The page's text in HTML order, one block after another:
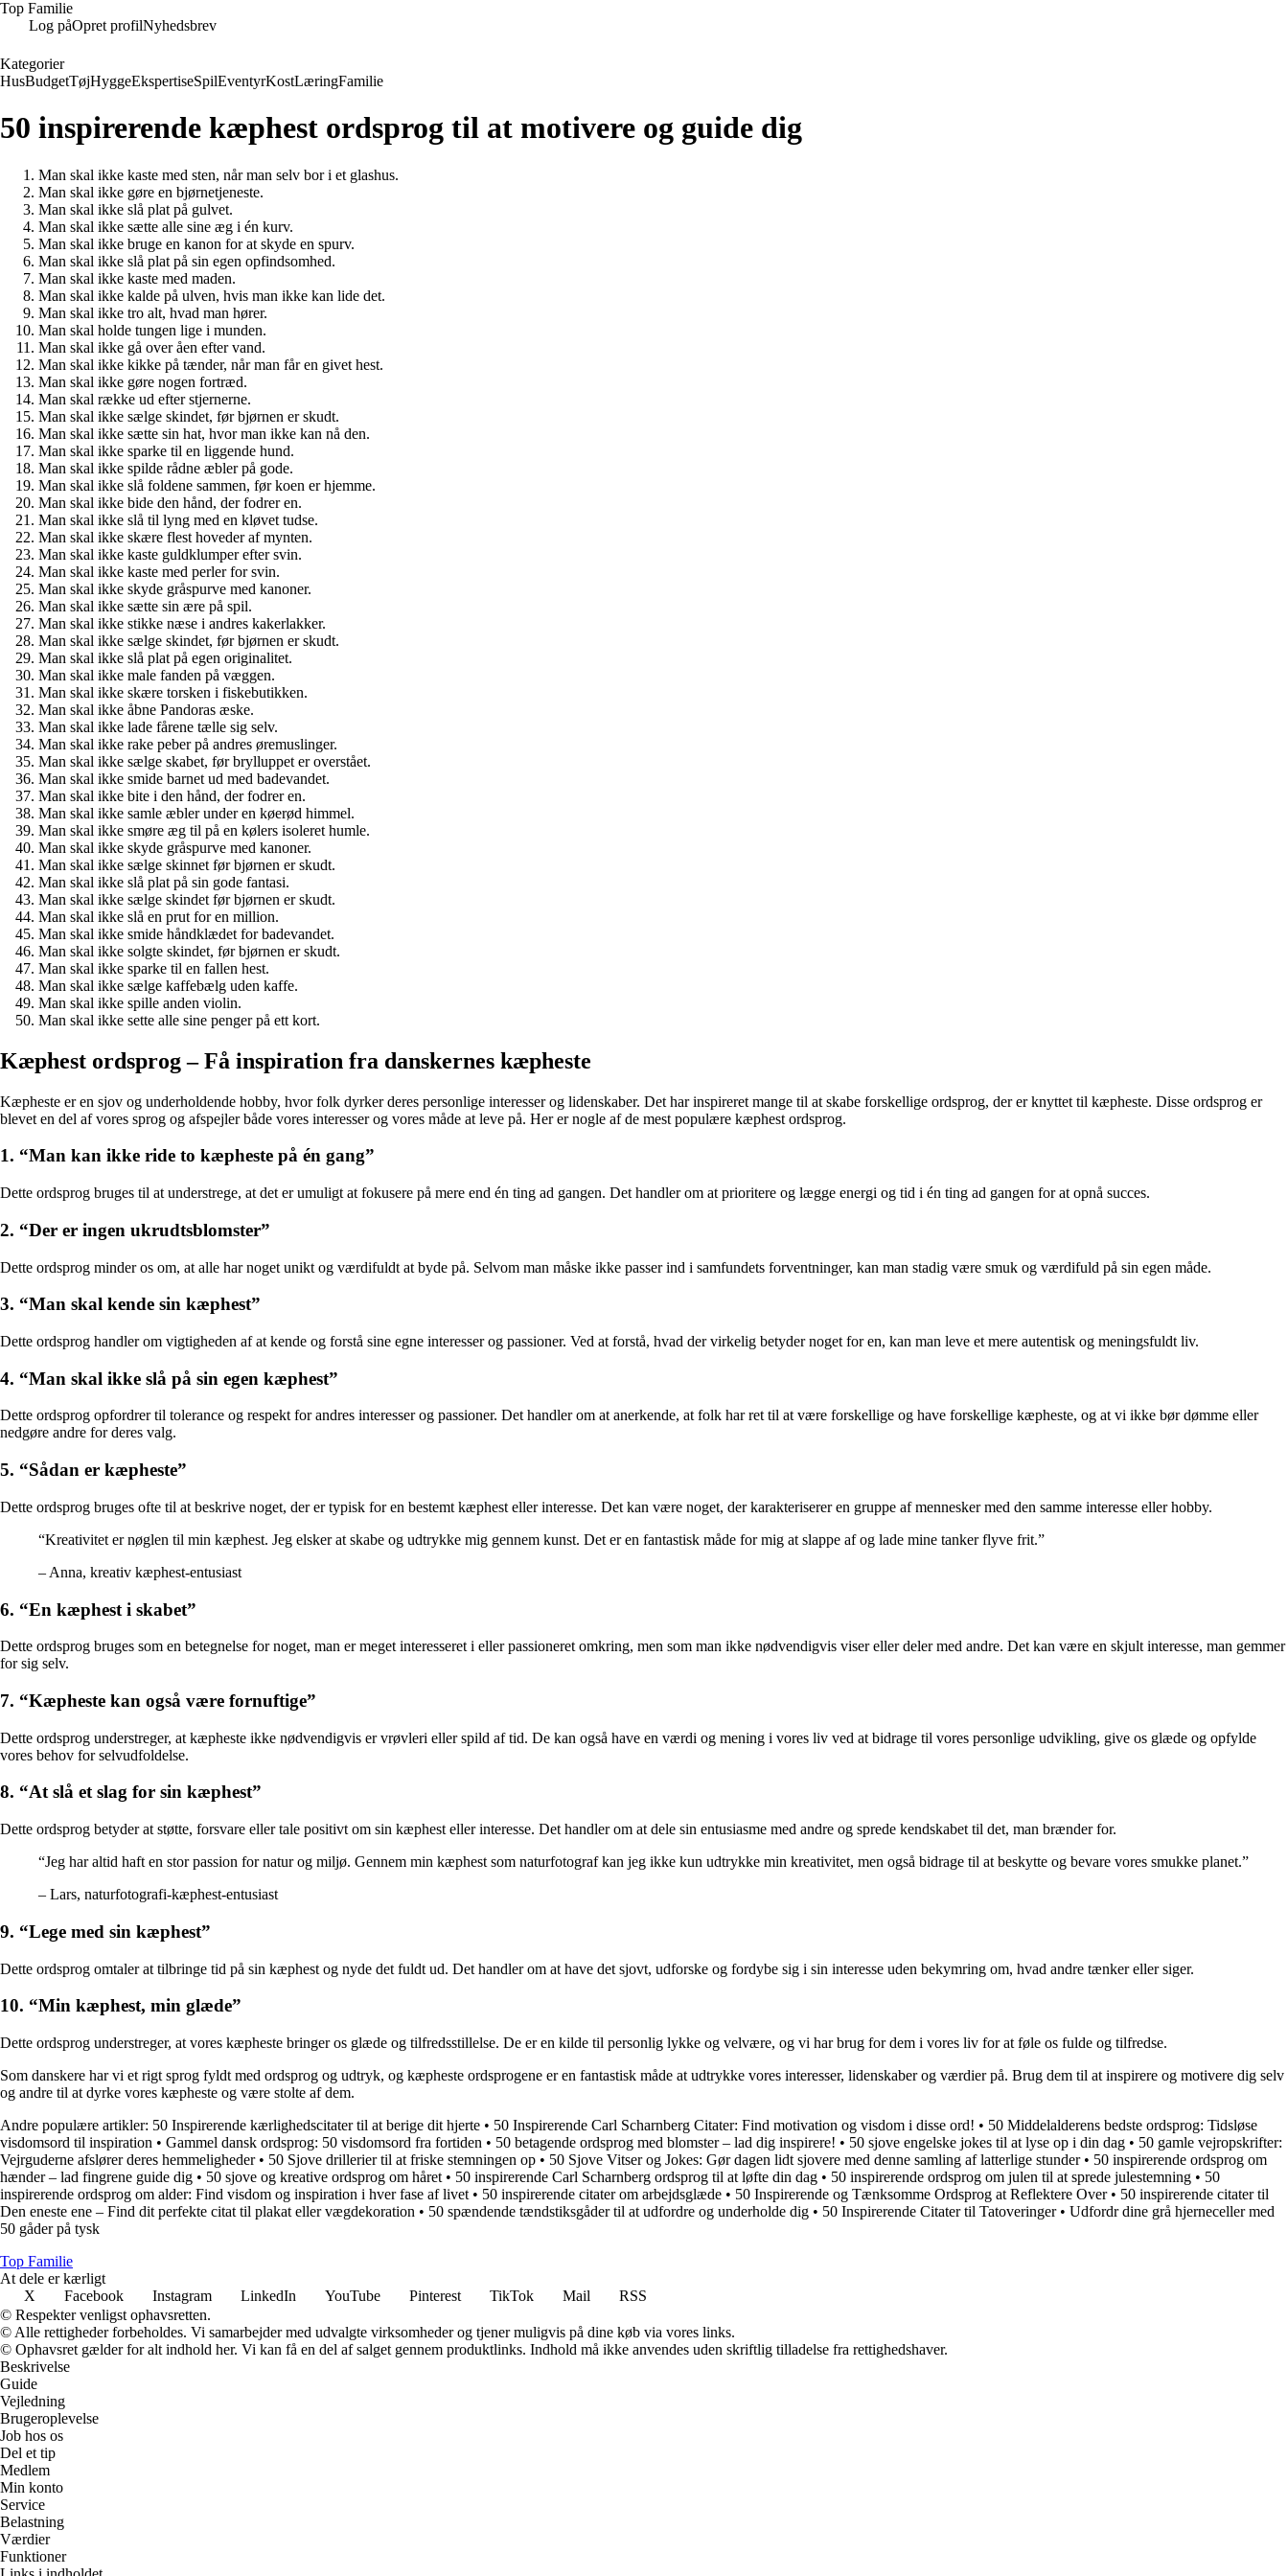
Top Familie
Log påOpret profilNyhedsbrev
Kategorier
HusBudgetTøjHyggeEkspertiseSpilEventyrKostLæringFamilie
50 inspirerende kæphest ordsprog til at motivere og guide dig
Man skal ikke kaste med sten, når man selv bor i et glashus.
Man skal ikke gøre en bjørnetjeneste.
Man skal ikke slå plat på gulvet.
Man skal ikke sætte alle sine æg i én kurv.
Man skal ikke bruge en kanon for at skyde en spurv.
Man skal ikke slå plat på sin egen opfindsomhed.
Man skal ikke kaste med maden.
Man skal ikke kalde på ulven, hvis man ikke kan lide det.
Man skal ikke tro alt, hvad man hører.
Man skal holde tungen lige i munden.
Man skal ikke gå over åen efter vand.
Man skal ikke kikke på tænder, når man får en givet hest.
Man skal ikke gøre nogen fortræd.
Man skal række ud efter stjernerne.
Man skal ikke sælge skindet, før bjørnen er skudt.
Man skal ikke sætte sin hat, hvor man ikke kan nå den.
Man skal ikke sparke til en liggende hund.
Man skal ikke spilde rådne æbler på gode.
Man skal ikke slå foldene sammen, før koen er hjemme.
Man skal ikke bide den hånd, der fodrer en.
Man skal ikke slå til lyng med en kløvet tudse.
Man skal ikke skære flest hoveder af mynten.
Man skal ikke kaste guldklumper efter svin.
Man skal ikke kaste med perler for svin.
Man skal ikke skyde gråspurve med kanoner.
Man skal ikke sætte sin ære på spil.
Man skal ikke stikke næse i andres kakerlakker.
Man skal ikke sælge skindet, før bjørnen er skudt.
Man skal ikke slå plat på egen originalitet.
Man skal ikke male fanden på væggen.
Man skal ikke skære torsken i fiskebutikken.
Man skal ikke åbne Pandoras æske.
Man skal ikke lade fårene tælle sig selv.
Man skal ikke rake peber på andres øremuslinger.
Man skal ikke sælge skabet, før brylluppet er overstået.
Man skal ikke smide barnet ud med badevandet.
Man skal ikke bite i den hånd, der fodrer en.
Man skal ikke samle æbler under en køerød himmel.
Man skal ikke smøre æg til på en kølers isoleret humle.
Man skal ikke skyde gråspurve med kanoner.
Man skal ikke sælge skinnet før bjørnen er skudt.
Man skal ikke slå plat på sin gode fantasi.
Man skal ikke sælge skindet før bjørnen er skudt.
Man skal ikke slå en prut for en million.
Man skal ikke smide håndklædet for badevandet.
Man skal ikke solgte skindet, før bjørnen er skudt.
Man skal ikke sparke til en fallen hest.
Man skal ikke sælge kaffebælg uden kaffe.
Man skal ikke spille anden violin.
Man skal ikke sette alle sine penger på ett kort.
Kæphest ordsprog – Få inspiration fra danskernes kæpheste
Kæpheste er en sjov og underholdende hobby, hvor folk dyrker deres personlige interesser og lidenskaber. Det har inspireret mange til at skabe forskellige ordsprog, der er knyttet til kæpheste. Disse ordsprog er
blevet en del af vores sprog og afspejler både vores interesser og vores måde at leve på. Her er nogle af de mest populære kæphest ordsprog.
1. “Man kan ikke ride to kæpheste på én gang”
Dette ordsprog bruges til at understrege, at det er umuligt at fokusere på mere end én ting ad gangen. Det handler om at prioritere og lægge energi og tid i én ting ad gangen for at opnå succes.
2. “Der er ingen ukrudtsblomster”
Dette ordsprog minder os om, at alle har noget unikt og værdifuldt at byde på. Selvom man måske ikke passer ind i samfundets forventninger, kan man stadig være smuk og værdifuld på sin egen måde.
3. “Man skal kende sin kæphest”
Dette ordsprog handler om vigtigheden af at kende og forstå sine egne interesser og passioner. Ved at forstå, hvad der virkelig betyder noget for en, kan man leve et mere autentisk og meningsfuldt liv.
4. “Man skal ikke slå på sin egen kæphest”
Dette ordsprog opfordrer til tolerance og respekt for andres interesser og passioner. Det handler om at anerkende, at folk har ret til at være forskellige og have forskellige kæpheste, og at vi ikke bør dømme eller
nedgøre andre for deres valg.
5. “Sådan er kæpheste”
Dette ordsprog bruges ofte til at beskrive noget, der er typisk for en bestemt kæphest eller interesse. Det kan være noget, der karakteriserer en gruppe af mennesker med den samme interesse eller hobby.
“Kreativitet er nøglen til min kæphest. Jeg elsker at skabe og udtrykke mig gennem kunst. Det er en fantastisk måde for mig at slappe af og lade mine tanker flyve frit.”
– Anna, kreativ kæphest-entusiast
6. “En kæphest i skabet”
Dette ordsprog bruges som en betegnelse for noget, man er meget interesseret i eller passioneret omkring, men som man ikke nødvendigvis viser eller deler med andre. Det kan være en skjult interesse, man gemmer
for sig selv.
7. “Kæpheste kan også være fornuftige”
Dette ordsprog understreger, at kæpheste ikke nødvendigvis er vrøvleri eller spild af tid. De kan også have en værdi og mening i vores liv ved at bidrage til vores personlige udvikling, give os glæde og opfylde
vores behov for selvudfoldelse.
8. “At slå et slag for sin kæphest”
Dette ordsprog betyder at støtte, forsvare eller tale positivt om sin kæphest eller interesse. Det handler om at dele sin entusiasme med andre og sprede kendskabet til det, man brænder for.
“Jeg har altid haft en stor passion for natur og miljø. Gennem min kæphest som naturfotograf kan jeg ikke kun udtrykke min kreativitet, men også bidrage til at beskytte og bevare vores smukke planet.”
– Lars, naturfotografi-kæphest-entusiast
9. “Lege med sin kæphest”
Dette ordsprog omtaler at tilbringe tid på sin kæphest og nyde det fuldt ud. Det handler om at have det sjovt, udforske og fordybe sig i sin interesse uden bekymring om, hvad andre tænker eller siger.
10. “Min kæphest, min glæde”
Dette ordsprog understreger, at vores kæpheste bringer os glæde og tilfredsstillelse. De er en kilde til personlig lykke og velvære, og vi har brug for dem i vores liv for at føle os fulde og tilfredse.
Som danskere har vi et rigt sprog fyldt med ordsprog og udtryk, og kæpheste ordsprogene er en fantastisk måde at udtrykke vores interesser, lidenskaber og værdier på. Brug dem til at inspirere og motivere dig selv
og andre til at dyrke vores kæpheste og være stolte af dem.
Andre populære artikler: 50 Inspirerende kærlighedscitater til at berige dit hjerte • 50 Inspirerende Carl Scharnberg Citater: Find motivation og visdom i disse ord! • 50 Middelalderens bedste ordsprog: Tidsløse
visdomsord til inspiration • Gammel dansk ordsprog: 50 visdomsord fra fortiden • 50 betagende ordsprog med blomster – lad dig inspirere! • 50 sjove engelske jokes til at lyse op i din dag • 50 gamle vejropskrifter:
Vejrguderne afslører deres hemmeligheder• 50 Sjove drillerier til at friske stemningen op • 50 Sjove Vitser og Jokes: Gør dagen lidt sjovere med denne samling af latterlige stunder• 50 inspirerende ordsprog om
hænder – lad fingrene guide dig • 50 sjove og kreative ordsprog om håret • 50 inspirerende Carl Scharnberg ordsprog til at løfte din dag • 50 inspirerende ordsprog om julen til at sprede julestemning • 50
inspirerende ordsprog om alder: Find visdom og inspiration i hver fase af livet • 50 inspirerende citater om arbejdsglæde • 50 Inspirerende og Tænksomme Ordsprog at Reflektere Over• 50 inspirerende citater til
Den eneste ene – Find dit perfekte citat til plakat eller vægdekoration • 50 spændende tændstiksgåder til at udfordre og underholde dig • 50 Inspirerende Citater til Tatoveringer• Udfordr dine grå hjerneceller med
50 gåder på tysk
Top Familie
At dele er kærligt
X
Facebook Instagram LinkedIn YouTube Pinterest TikTok Mail
RSS
© Respekter venligst ophavsretten.
© Alle rettigheder forbeholdes. Vi samarbejder med udvalgte virksomheder og tjener muligvis på dine køb via vores links.
© Ophavsret gælder for alt indhold her. Vi kan få en del af salget gennem produktlinks. Indhold må ikke anvendes uden skriftlig tilladelse fra rettighedshaver.
Beskrivelse
Guide
Vejledning
Brugeroplevelse
Job hos os
Del et tip
Medlem
Min konto
Service
Belastning
Værdier
Funktioner